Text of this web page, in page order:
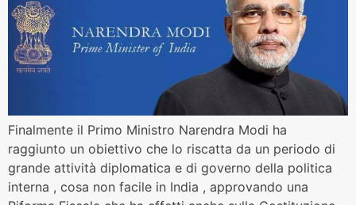
Finalmente il Primo Ministro Narendra Modi ha
raggiunto un obiettivo che lo riscatta da un periodo di
grande attività diplomatica e di governo della politica
interna , cosa non facile in India , approvando una